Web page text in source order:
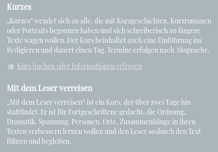
Kurzes
„Kurzes“ wendet sich an alle, die mit Kurzgeschichten, Kurzromanen
oder Portraits begonnen haben und sich schreiberisch an längere
Texte wagen wollen. Der Kurs beinhaltet auch eine Einführung ins
Redigieren und dauert einen Tag. Termine erfolgen nach Absprache.
Kurs buchen oder Informationen erfragen
Mit dem Leser verreisen
„Mit dem Leser verreisen“ ist ein Kurs, der über zwei Tage hin
stattfindet. Er ist für Fortgeschrittene gedacht, die Ordnung,
Dramatik, Spannung, Personen, Orte, Zusammenhänge in ihren
Texten verbessern lernen wollen und den Leser so durch den Text
führen und begleiten.